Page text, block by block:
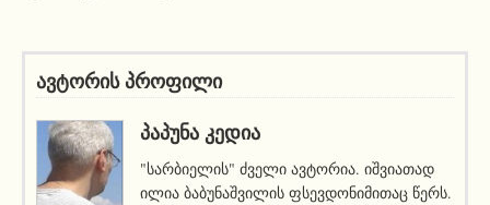
ავტორის პროფილი
ᲞᲐᲞᲣᲜᲐ ᲙᲔᲓᲘᲐ
"სარბიელის" ძველი ავტორია. იშვიათად
ილია ბაბუნაშვილის ფსევდონიმითაც წერს.